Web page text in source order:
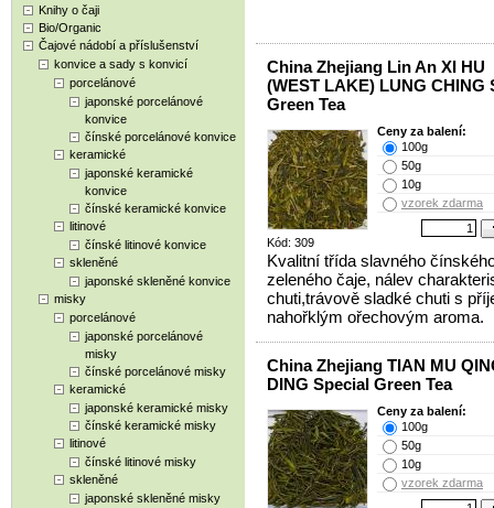
Knihy o čaji
Bio/Organic
Čajové nádobí a příslušenství
konvice a sady s konvicí
porcelánové
japonské porcelánové
konvice
čínské porcelánové konvice
keramické
japonské keramické
konvice
čínské keramické konvice
litinové
čínské litinové konvice
skleněné
japonské skleněné konvice
misky
porcelánové
japonské porcelánové
misky
čínské porcelánové misky
keramické
japonské keramické misky
čínské keramické misky
litinové
čínské litinové misky
skleněné
japonské skleněné misky
China Zhejiang Lin An XI HU
(WEST LAKE) LUNG CHING
Green Tea
Kód: 309
Ceny za balení:
100g
50g
10g
vzorek zdarma
Kvalitní třída slavného
zeleného čaje, nálev
chuti,trávově sladké chuti s
nahořklým ořechovým aroma.
China Zhejiang TIAN MU
DING Special Green Tea
Ceny za balení:
100g
50g
10g
vzorek zdarma